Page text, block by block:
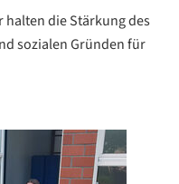
halten die Stärkung des
sozialen Gründen für